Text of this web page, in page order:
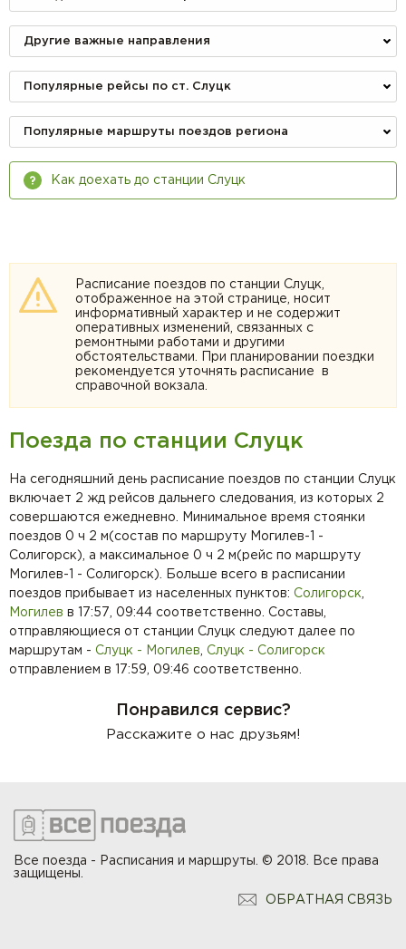
Понравился сервис?
Расскажите о нас друзьям!
Расписание поездов по станции Слуцк,
отображенное на этой странице, носит
информативный характер и не содержит
оперативных изменений, связанных с
ремонтными работами и другими
обстоятельствами. При планировании поездки
рекомендуется уточнять расписание в
справочной вокзала.
Поезда по станции Слуцк
На сегодняшний день расписание поездов по станции Слуцк
включает 2 жд рейсов дальнего следования, из которых 2
совершаются ежедневно. Минимальное время стоянки
поездов 0 ч 2 м(состав по маршруту Могилев-1 -
Солигорск), а максимальное 0 ч 2 м(рейс по маршруту
Могилев-1 - Солигорск). Больше всего в расписании
поездов прибывает из населенных пунктов: Солигорск
Могилев в 17:57, 09:44 соответственно. Составы,
отправляющиеся от станции Слуцк следуют далее по
маршрутам - Слуцк - Могилев
Слуцк - Солигорск
отправлением в 17:59, 09:46 соответственно.
Другие важные направления
Популярные рейсы по ст. Слуцк
Популярные маршруты поездов региона
Как доехать до станции Слуцк
Все поезда - Расписания и маршруты. © 2018. Все права
защищены.
ОБРАТНАЯ СВЯЗЬ